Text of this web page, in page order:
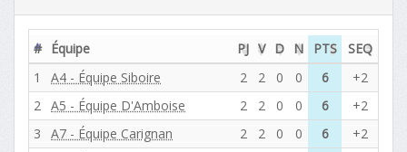
# Équipe PJ V D N PTS
SEQ
1
A4 - Équipe Siboire 2 2 0 0 6
+2
2 A5 - Équipe D'Amboise 2 2 0 0 6
+2
3
A7 - Équipe Carignan 2 2 0 0 6
+2